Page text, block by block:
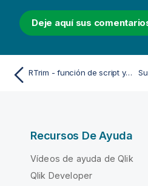
Deje aquí sus
RTrim - función de script y de gráfico
Recursos De Ayuda
Vídeos de ayuda de Qlik
Qlik Developer